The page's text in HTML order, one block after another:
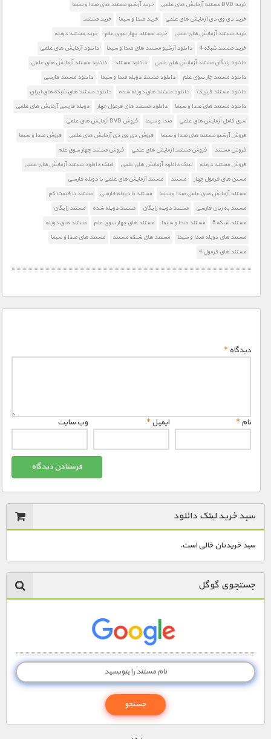
خرید DVD مستند آزمایش های علمی
خرید آرشیو مستند های صدا و سیما
خرید دی وی دی آزمایش های علمی
خرید صدا و سیما
خرید مستند
خرید مستند آزمایش های علمی
خرید مستند چهار سوی علم
خرید مستند دوبله
خرید مستند شبکه 4
دانلود آرشیو مستند های صدا و سیما
دانلود آزمایش های علمی
دانلود رایگان مستند آزمایش های علمی
دانلود مستند
دانلود مستند آزمایش های علمی
دانلود مستند چار سوی علم
دانلود مستند دوبله صدا و سیما
دانلود مستند فارسی
دانلود مستند فیزیک
دانلود مستند های دوبله شده
دانلود مستند های شبکه های ایران
دانلود مستند های صدا و سیما
دانلود مستند های فرمول چهار
دوبله فارسی آزمایش های علمی
سری کامل آزمایش های علمی
صدا و سیما
فروش DVD آزمایش های علمی
فروش آرشیو مستند های صدا و سیما
فروش دی وی دی آزمایش های علمی
فروش صدا و سیما
فروش مستند
فروش مستند آزمایش های علمی
فروش مستند چهار سوی علم
فروش مستند دوبله
لینک دانلود آزمایش های علمی
لینک دانلود مستند آزمایش های علمی
مستن های فرمول چهار
مستند
مستند آزمایش های علمی با دوبله فارسی
مستند آزمایش های علمی صدا و سیما
مستند با دوبله فارسی
مستند با قیمت کم
مستند به زبان فارسی
مستند دوبله رایگان مستند دوبله شده
مستند رایگان
مستند شبکه 5
مستند صدا و سیما مستند های چهار سوی علم
مستند های دوبله
مستند های دوبله صدا و سیما
مستند های شبکه مستند
مستند های صدا و سیما
مستند های فرمول 4
دیدگاه*
نام* ایمیل* وب‌ سایت
سبد خرید لینک دانلود
سبد خریدتان خالی است.
جستجوی گوگل